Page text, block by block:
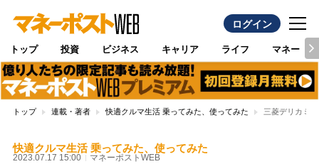
ログイン
トップ 投資 ビジネス キャリア ライフ マネー
トップ 連載・著者 快適クルマ生活 乗ってみた、使ってみた 三菱デリカミ
快適クルマ生活 乗ってみた、使ってみた
2023.07.17 15:00 マネーポストWEB